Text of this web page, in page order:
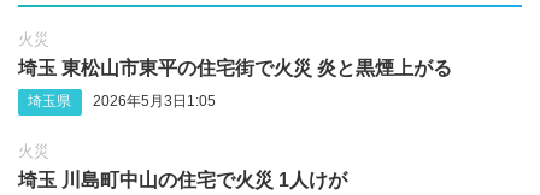
火災
埼玉 東松山市東平の住宅街で火災 炎と黒煙上がる
埼玉県 2026年5月3日1:05
火災
埼玉 川島町中山の住宅で火災 1人けが